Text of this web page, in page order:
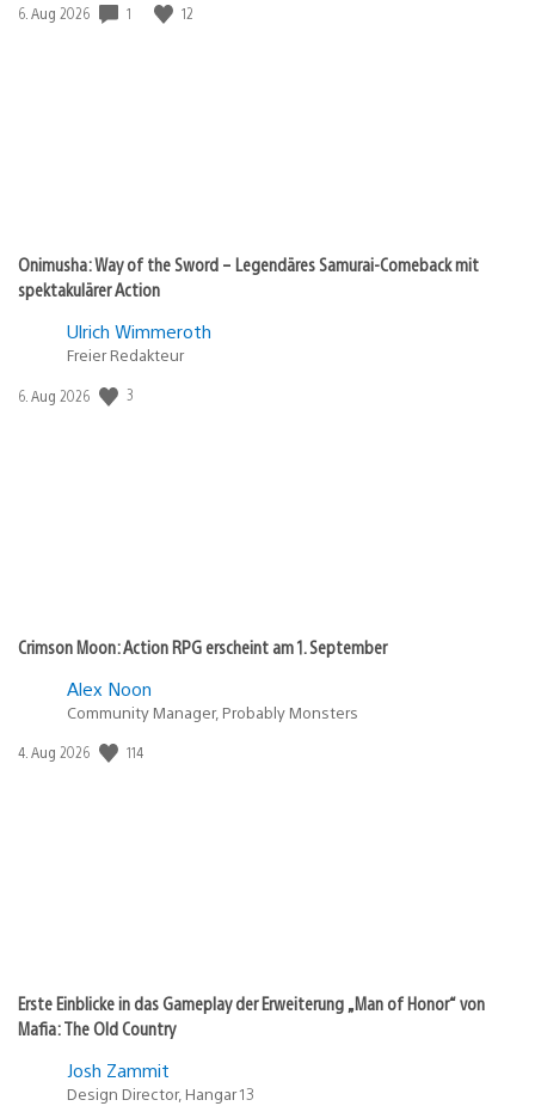
Veröffentlichungsdatum:
6. Aug 2026 1 12
Onimusha: Way of the Sword – Legendäres Samurai-Comeback mit
spektakulärer Action
Ulrich Wimmeroth
Freier Redakteur
Veröffentlichungsdatum:
6. Aug 2026 3
Crimson Moon: Action RPG erscheint am 1. September
Alex Noon
Community Manager, Probably Monsters
Veröffentlichungsdatum:
4. Aug 2026 114
Erste Einblicke in das Gameplay der Erweiterung „Man of Honor“ von
Mafia: The Old Country
Josh Zammit
Design Director, Hangar 13